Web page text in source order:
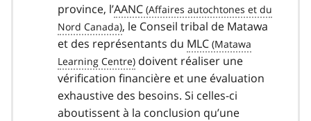
province, l’AANC
, le Conseil tribal de Matawa
et des représentants du MLC
doivent réaliser une
vérification financière et une évaluation
exhaustive des besoins. Si celles-ci
aboutissent à la conclusion qu’une